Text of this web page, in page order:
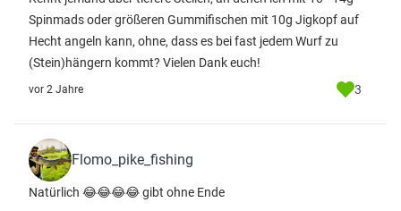
Spinmads oder größeren Gummifischen mit 10g Jigkopf auf
Hecht angeln kann, ohne, dass es bei fast jedem Wurf zu
(Stein)hängern kommt? Vielen Dank euch!
vor 2 Jahre 3
Flomo_pike_fishing
Natürlich 😂😂😂😂 gibt ohne Ende